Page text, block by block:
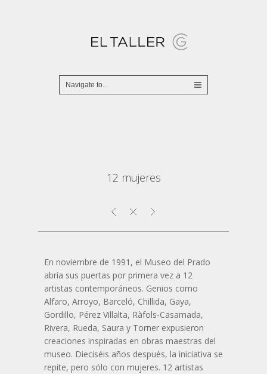
12 mujeres
En noviembre de 1991, el Museo del Prado
abría sus puertas por primera vez a 12
artistas contemporáneos. Genios como
Alfaro, Arroyo, Barceló, Chillida, Gaya,
Gordillo, Pérez Villalta, Ràfols-Casamada,
Rivera, Rueda, Saura y Torner expusieron
creaciones inspiradas en obras maestras del
museo. Dieciséis años después, la iniciativa se
repite, pero sólo con mujeres. 12 artistas